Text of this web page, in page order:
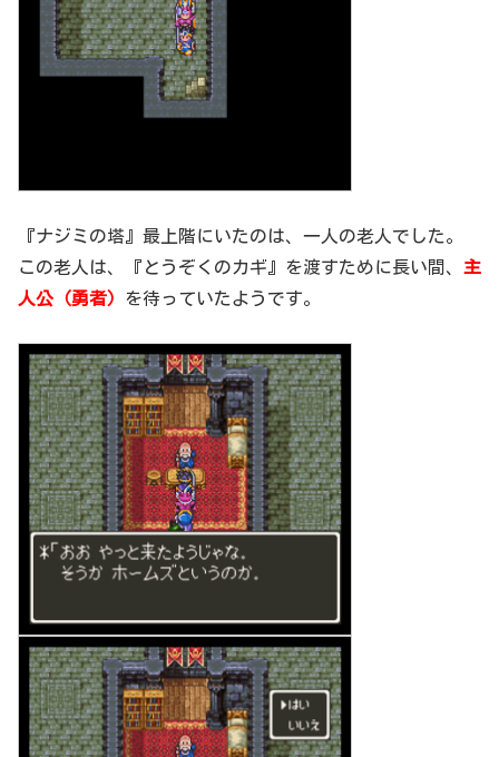
『ナジミの塔』最上階にいたのは、一人の老人でした。
この老人は、『とうぞくのカギ』を渡すために長い間、 主
人公（勇者） を待っていたようです。